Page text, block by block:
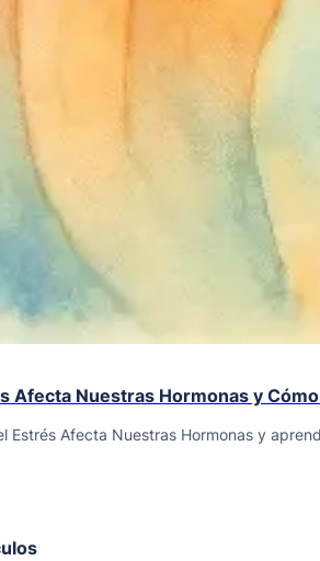
Afecta Nuestras Hormonas y
Estrés Afecta Nuestras Hormonas y